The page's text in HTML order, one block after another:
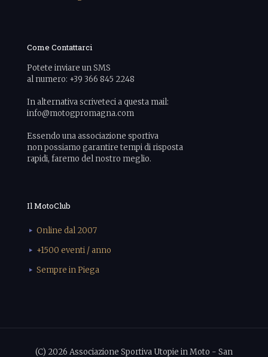
Come Contattarci
Potete inviare un SMS
al numero: +39 366 845 2248
In alternativa scriveteci a questa mail:
info@motogpromagna.com
Essendo una associazione sportiva
non possiamo garantire tempi di risposta
rapidi, faremo del nostro meglio.
Il MotoClub
Online dal 2007
+1500 eventi / anno
Sempre in Piega
(C) 2026 Associazione Sportiva Utopie in Moto - San